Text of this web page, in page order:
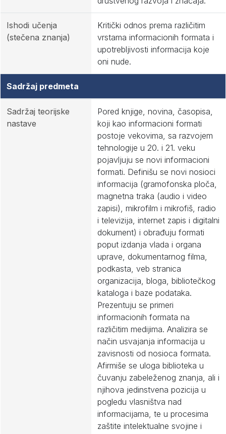
Ishodi učenja
(stečena znanja)
Kritički odnos prema različitim
vrstama informacionih formata i
upotrebljivosti informacija koje
oni nude.
Sadržaj predmeta
Sadržaj teorijske
nastave
Pored knjige, novina, časopisa,
koji kao informacioni formati
postoje vekovima, sa razvojem
tehnologije u 20. i 21. veku
pojavljuju se novi informacioni
formati. Definišu se novi nosioci
informacija (gramofonska ploča,
magnetna traka (audio i video
zapisi), mikrofilm i mikrofiš, radio
i televizija, internet zapis i digitalni
dokument) i obrađuju formati
poput izdanja vlada i organa
uprave, dokumentarnog filma,
podkasta, veb stranica
organizacija, bloga, bibliotečkog
kataloga i baze podataka.
Prezentuju se primeri
informacionih formata na
različitim medijima. Analizira se
način usvajanja informacija u
zavisnosti od nosioca formata.
Afirmiše se uloga biblioteka u
čuvanju zabeleženog znanja, ali i
njihova jedinstvena pozicija u
pogledu vlasništva nad
informacijama, te u procesima
zaštite intelektualne svojine i